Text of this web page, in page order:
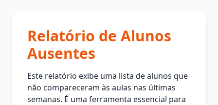
Relatório de Alunos
Ausentes
Este relatório exibe uma lista de alunos que
não compareceram às aulas nas últimas
semanas. É uma ferramenta essencial para